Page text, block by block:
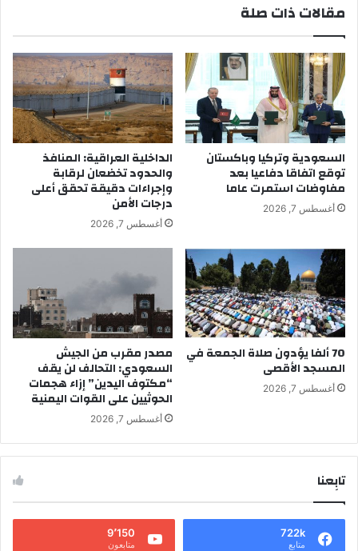
مقالات ذات صلة
السعودية وتركيا وباكستان
توقع اتفاقا دفاعيا بعد
مفاوضات استمرت عاما
أغسطس 7, 2026
الداخلية العراقية: المنافذ
والحدود تخضعان لرقابة
وإجراءات دقيقة تحقق أعلى
درجات الأمن
أغسطس 7, 2026
70 ألفا يؤدون صلاة الجمعة في
المسجد الأقصى
أغسطس 7, 2026
مصدر مقرب من الجيش
السعودي: التحالف لن يقف
“مكتوف اليدين” إزاء هجمات
الحوثيين على القوات اليمنية
أغسطس 7, 2026
تابِعنا
722k
متابع
9٬150
متابعون